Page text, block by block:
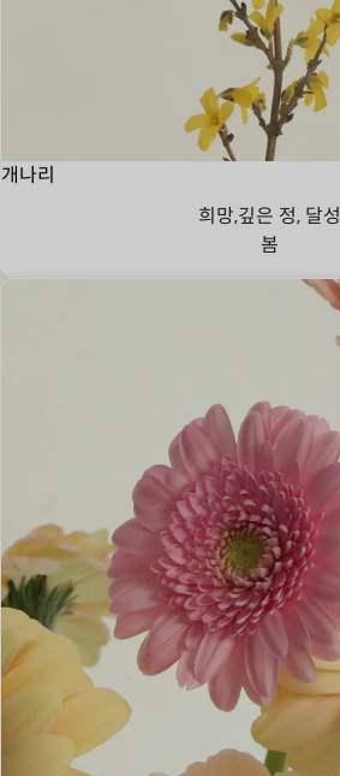
개나리
희망,깊은 정, 달성
봄